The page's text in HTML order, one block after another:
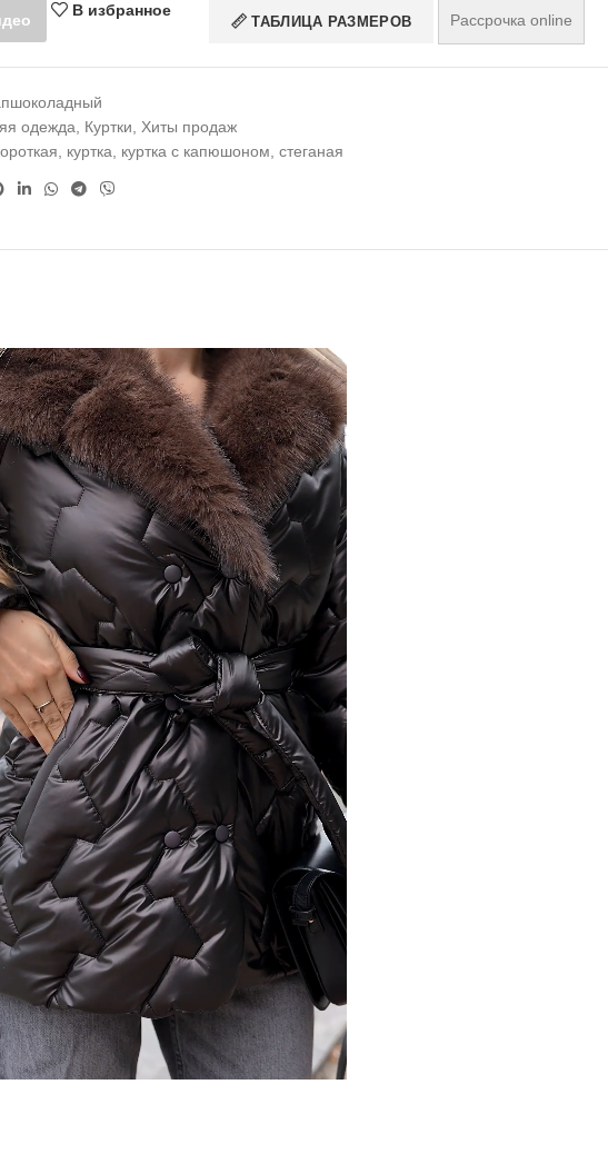
В избранное
ТАБЛИЦА РАЗМЕРОВ Рассрочка online
одежда Куртки
Хиты продаж
куртка куртка с капюшоном стеганая